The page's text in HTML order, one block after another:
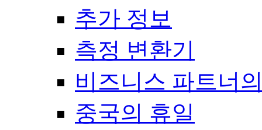
추가 정보
측정 변환기
비즈니스 파트너
중국의 휴일